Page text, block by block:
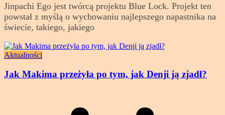
Jinpachi Ego jest twórcą projektu Blue Lock. Projekt ten
powstał z myślą o wychowaniu najlepszego napastnika na
świecie, takiego, jakiego
Aktualności
Jak Makima przeżyła po tym, jak Denji ją zjadł?